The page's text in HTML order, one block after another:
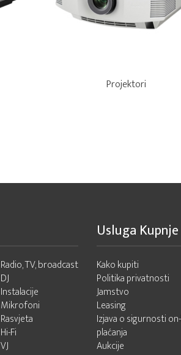
Projektori
Radio, TV, broadcast
DJ
Instalacije
Mikrofoni
Rasvjeta
Hi-Fi
VJ
Usluga Kupnje
Kako kupiti
Politika privatnosti
Jamstvo
Leasing
Izjava o sigurnosti
plaćanja
Aukcije